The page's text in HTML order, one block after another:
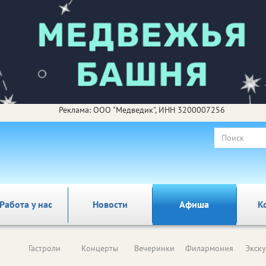
Реклама: ООО "Медведик", ИНН 3200007256
у нас Новости Афиша
Гастроли Концерты Вечеринки Филармония